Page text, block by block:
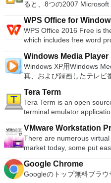
1080pまたは4K HDでゲー
ゲームを高い精度でエミュ
ーターを切り替えることが
労し、時々フリーズまたは
を使用するには、コンソー
BIOSが必要です。
OpenSUSE、Parted
Rescue Kit、Ubuntu、
以降）、Windows Server
Windows 7、Windows 8。 *このリストは完全ではありませ
ア語、マレーシア語、セシ
語、スペイン語、フランス
トヴィエシュ、リエトゥビ
ク、ポルスキ、ポルトガル
スロベンツキー、スロヴェ
Svenska、Türkçe。
トフォームにVNC Viewer
は、スタンドアロンオプシ
主な機能は次のとおりです
Connectを実行しているコン
Screen Sharing（ARD）な
ソフトウェアを実行してい
す。 各デバイスでVNC
バイス間の接続をバックア
の高度なキーが含まれています。 Bluetoothキーボ
ート。 VNC Connectサブスクリプションには、無料、有料、
試用の3つのバージョンが
ンごとに、RealVNCの
ューターにVNC Connectを
に、RealVNCアカウントの
シンでVNC Viewerにサイ
ーターを確認して接続できます。 VNC
と、セッションはエンドツ
はすぐに各コンピューター
の増え続けるコレクション
か、PCまたはラップトッ
自の強化により、どこにい
新機能は次のとおりです。 4K DHR向けに最適化 Ultra HD
Blu-ray、4K、HEVC /
ト全画面モードで21：9モ
オンのミニビューで
Vimeoで4K HDRおよび360
の向上：Microsoft Mixed
およびOculus Riftをサポー
注：これは商用トライアル
ると、8つの2007
XPS形式にエクスポートし
すると、これらのプログラ
XPS形式の電子メール添付
ます（特定の機能はプログ
ダウンロードは、次の
Microsoft Office Access 2007。 Microsoft Office Excel
Microsoft Office InfoPath 2007。 Microsoft
2007。 Microsoft Office PowerPoint 2007。 Microsoft Office
Publisher 2007。 Microsoft Office Visio 2007。 Microsoft
Office Word 2007。 2007 Microsoft Officeプログラムのこの
Microsoft Save as PDFまた
Office systemソフトウェ
Office systemソフトウェア
す。 システム要件：サポー
ステム。 Windows Server
WPS Office for
WPS Office 2016 Free is
which includes free word
and presentation maker.
easily be able to deal with any
Office 2016 Free has
French, German, Spanish,
languages. To switch
single click! Despite being a free suite, WPS Office comes
with many innovative
adjustment tool and
converter, spell check and
2016 Personal Edition
Roaming and Docer online templates.
Writer Efficient word
presentations creator.
processing and analysis.
Windows Media Player
Windows XP用Windows
真、および録画したテレビ
適な機能を搭載しています
めのポータブル デバイス
との共有も、すべて1か所で行えます。
まったく新しい外観でデジ
ます。 大好きな音楽をよ
楽しくなります。 エンタ
音楽、ビデオ、写真、録画
しめます。 どこでも楽し
写真にアクセスできます。
Tera Term
Tera Term is an open
terminal emulator application. It can
computer terminals, from
supports telnet, SSH 1 & 2 and serial
has a built-in macro
plugins. Key features include: Automatically creates logs with
unique log names.
ports. Supports dec/digital/vt
a useful application, which
VMware Workstation
There are numerous
market today, some put
place integration above
the easiest to use, the
it comes to evaluating a
Google Chrome
Googleのトップ無料ブラウ